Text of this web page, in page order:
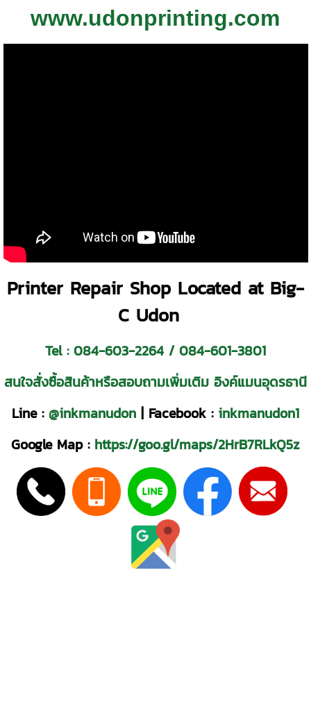
www.udonprinting.com
Printer Repair Shop Located at Big-
C Udon
Tel : 084-603-2264/ 084-601-3801
สนใจสั่งซื้อสินค้าหรือสอบถามเพิ่มเติม อิงค์แมนอุดรธานี
Line : @inkmanudon | Facebook : inkmanudon1
Google Map : https://goo.gl/maps/2HrB7RLkQ5z